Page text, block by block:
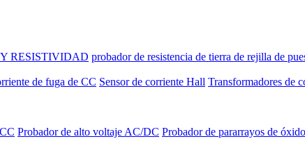
RESISTIVIDAD probador de resistencia de tierra de rejilla de
de fuga de CC Sensor de corriente Hall Transformadores de
Probador de alto voltaje AC/DC Probador de pararrayos de